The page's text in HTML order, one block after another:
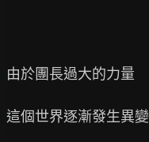
由於團長過大的力量
這個世界逐漸發生異變